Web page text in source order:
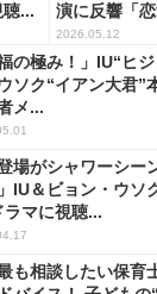
聴...
演に反響「
2026.05.12
福の極み！」IU“ヒ
ソク“イアン大君”
メ...
登場がシャワーシー
IU＆ビョン・ウソ
ラマに視聴...
も相談したい保育